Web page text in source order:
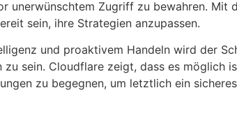
unerwünschtem Zugriff zu bewahren. Mit
sein, ihre Strategien anzupassen.
und proaktivem Handeln wird der
sein. Cloudflare zeigt, dass es möglich
zu begegnen, um letztlich ein